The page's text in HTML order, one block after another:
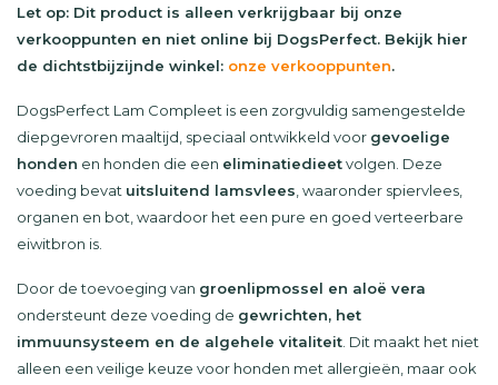
Let op: Dit product is alleen verkrijgbaar bij onze
verkooppunten en niet online bij DogsPerfect. Bekijk hier
de dichtstbijzijnde winkel: onze verkooppunten.
DogsPerfect Lam Compleet is een zorgvuldig samengestelde
diepgevroren maaltijd, speciaal ontwikkeld voor gevoelige
honden en honden die een eliminatiedieetvolgen. Deze
voeding bevat uitsluitend lamsvlees , waaronder spiervlees,
organen en bot, waardoor het een pure en goed verteerbare
eiwitbron is.
Door de toevoeging van groenlipmossel en aloë vera
ondersteunt deze voeding de gewrichten, het
immuunsysteem en de algehele vitaliteit . Dit maakt het niet
alleen een veilige keuze voor honden met allergieën, maar ook